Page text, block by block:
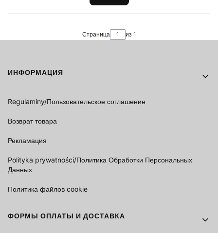
Страница из 1
Footer menu
ИНФОРМАЦИЯ
Regulaminy/Пользовательское соглашение
Возврат товара
Рекламация
Polityka prywatności/Политика Обработки Персональных
Данных
Политика файлов cookie
ФОРМЫ ОПЛАТЫ И ДОСТАВКА